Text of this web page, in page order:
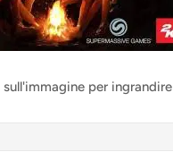
sull'immagine per ingrandire